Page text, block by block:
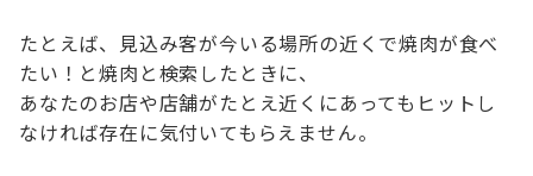
たとえば、見込み客が今いる場所の近くで焼肉が食べ
たい！と焼肉と検索したときに、
あなたのお店や店舗がたとえ近くにあってもヒットし
なければ存在に気付いてもらえません。